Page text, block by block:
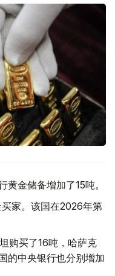
金储备增加了15吨。
家。该国在2026年第
购买了16吨，哈萨克
的中央银行也分别增加